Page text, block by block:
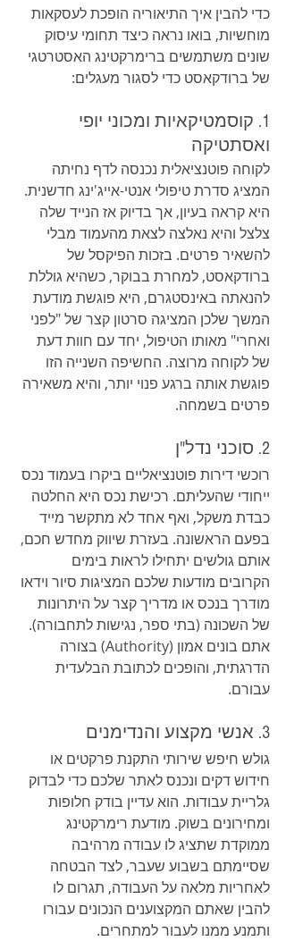
כדי להבין איך התיאוריה הופכת לעסקאות
מוחשיות, בואו נראה כיצד תחומי עיסוק
שונים משתמשים ברימרקטינג האסטרטגי
של ברודקאסט כדי לסגור מעגלים:
1. קוסמטיקאיות ומכוני יופי
ואסתטיקה
לקוחה פוטנציאלית נכנסה לדף נחיתה
המציג סדרת טיפולי אנטי-אייג'ינג חדשנית.
היא קראה בעיון, אך בדיוק אז הנייד שלה
צלצל והיא נאלצה לצאת מהעמוד מבלי
להשאיר פרטים. בזכות הפיקסל של
ברודקאסט, למחרת בבוקר, כשהיא גוללת
להנאתה באינסטגרם, היא פוגשת מודעת
המשך שלכן המציגה סרטון קצר של "לפני
ואחרי" מאותו הטיפול, יחד עם חוות דעת
של לקוחה מרוצה. החשיפה השנייה הזו
פוגשת אותה ברגע פנוי יותר, והיא משאירה
פרטים בשמחה.
2. סוכני נדל"ן
רוכשי דירות פוטנציאליים ביקרו בעמוד נכס
ייחודי שהעליתם. רכישת נכס היא החלטה
כבדת משקל, ואף אחד לא מתקשר מייד
בפעם הראשונה. בעזרת שיווק מחדש חכם,
אותם גולשים יתחילו לראות בימים
הקרובים מודעות שלכם המציגות סיור וידאו
מודרך בנכס או מדריך קצר על היתרונות
של השכונה (בתי ספר, נגישות לתחבורה).
אתם בונים אמון (Authority) בצורה
הדרגתית, והופכים לכתובת הבלעדית
עבורם.
3. אנשי מקצוע והנדימנים
גולש חיפש שירותי התקנת פרקטים או
חידוש דקים ונכנס לאתר שלכם כדי לבדוק
גלריית עבודות. הוא עדיין בודק חלופות
ומחירונים בשוק. מודעת רימרקטינג
ממוקדת שתציג לו עבודה מרהיבה
שסיימתם בשבוע שעבר, לצד הבטחה
לאחריות מלאה על העבודה, תגרום לו
להבין שאתם המקצוענים הנכונים עבורו
ותמנע ממנו לעבור למתחרים.